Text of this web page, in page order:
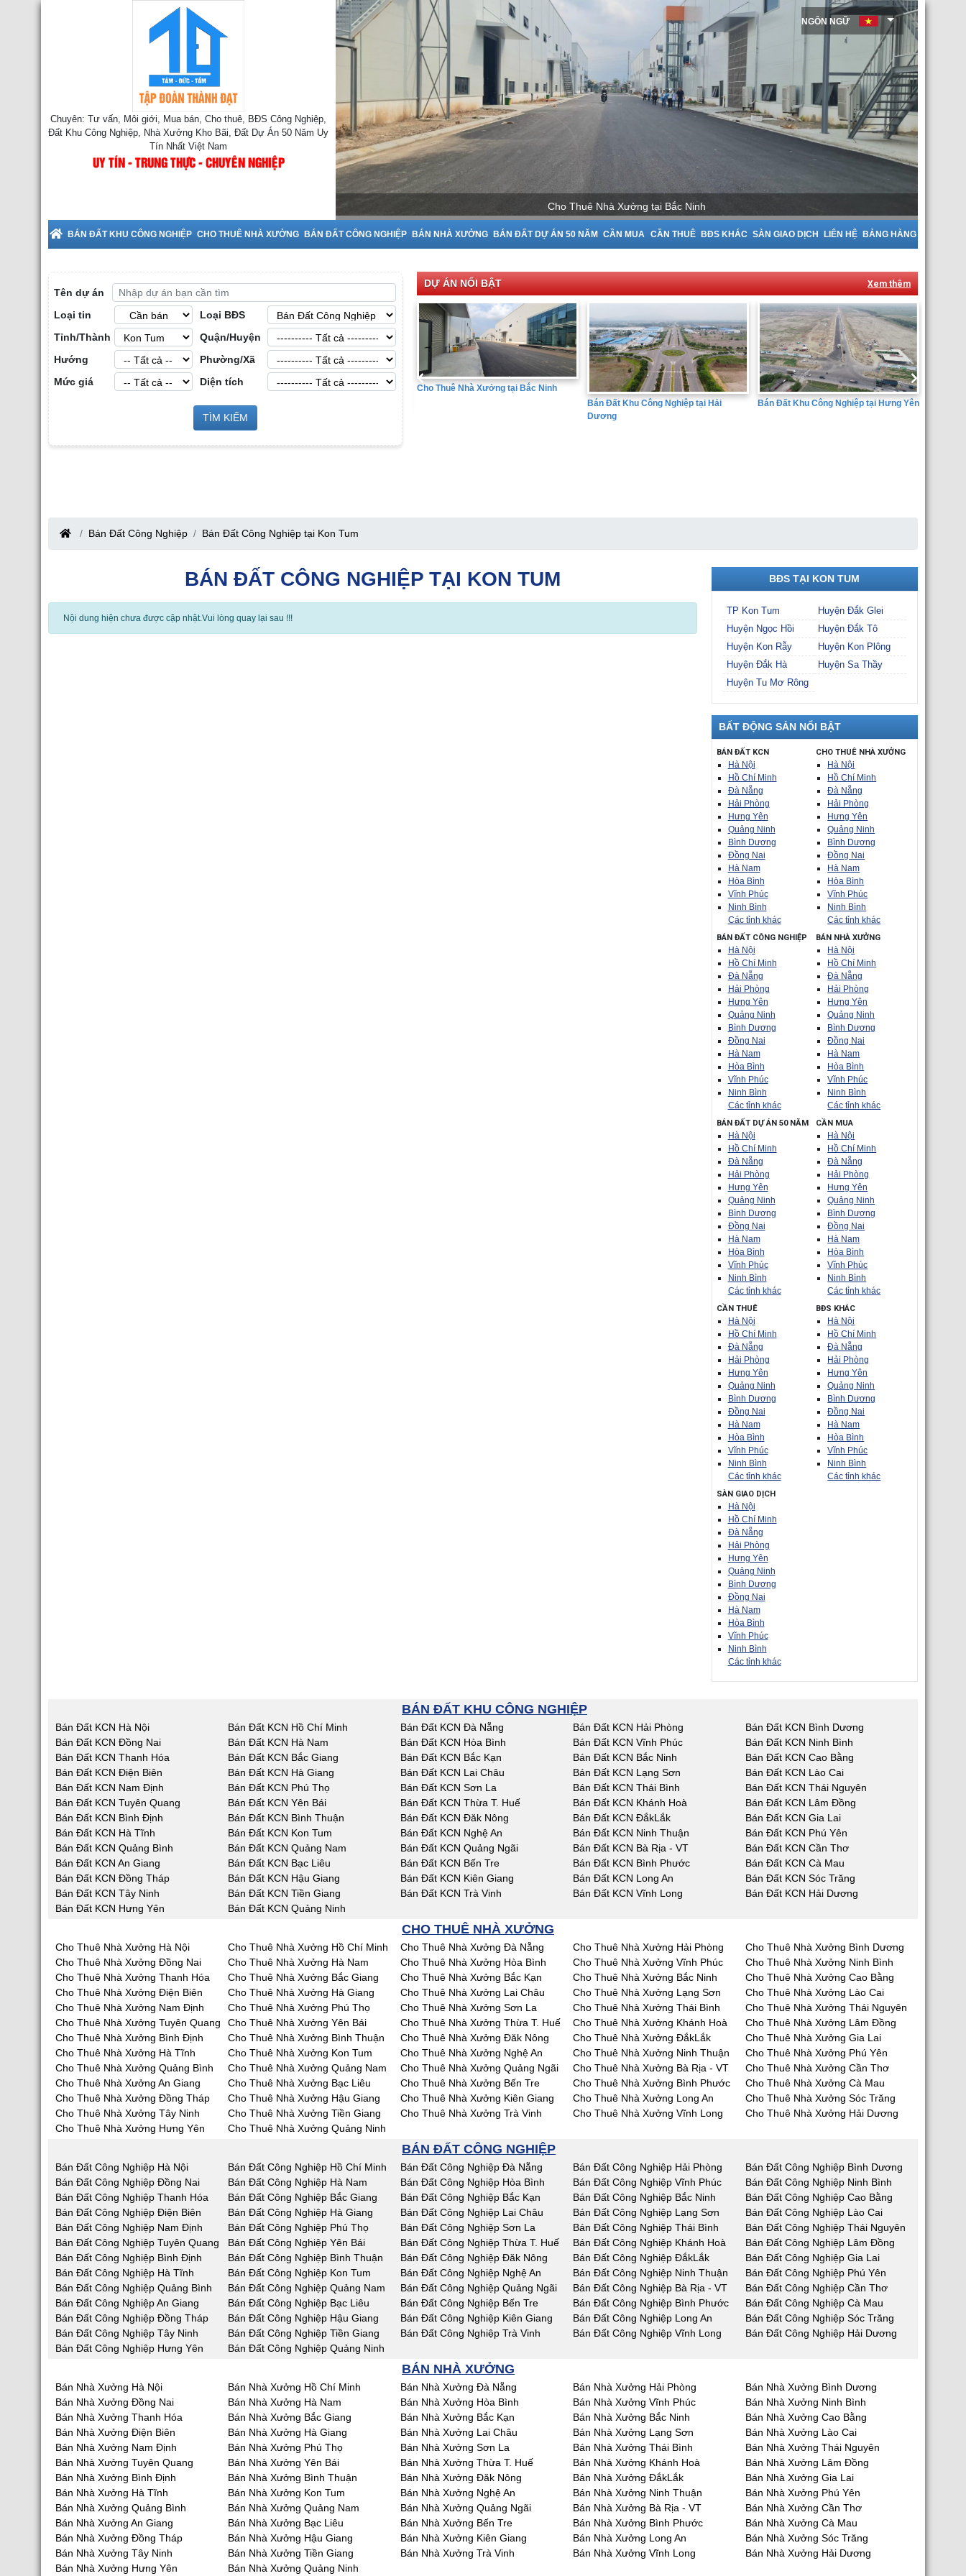
Chuyên: Tư vấn, Môi giới, Mua bán, Cho thuê, BĐS Công Nghiệp,
Đất Khu Công Nghiệp, Nhà Xưởng Kho Bãi, Đất Dự Án 50 Năm Uy
Tín Nhất Việt Nam
UY TÍN - TRUNG THỰC - CHUYÊN NGHIỆP
Cho Thuê Nhà Xưởng tại Bắc Ninh
BÁN ĐẤT KHU CÔNG NGHIỆP CHO THUÊ NHÀ XƯỞNG BÁN ĐẤT CÔNG NGHIỆP BÁN NHÀ XƯỞNG BÁN ĐẤT DỰ ÁN 50 NĂM CẦN MUA CẦN THUÊ BĐS KHÁC SÀN GIAO DỊCH LIÊN HỆ BẢNG HÀNG
NGÔN NGỮ
Tên dự án
Loại tin
Loại BĐS
Tỉnh/Thành
Quận/Huyện
Hướng
Phường/Xã
Mức giá
Diện tích
TÌM KIẾM
DỰ ÁN NỔI BẬT Xem thêm
Sàn Môi Giới Bất Động Sản Công
Cho Thuê Nhà Xưởng tại Hưng Yên
Cho Thuê Nhà Xưởng tại Bắc Ninh
Bán Đất Khu Công Nghiệp tại Hải
Dương
Bán Đất Khu Công Nghiệp tại Hưng Yên
Bán Đất Công Nghiệp Bán Đất Công Nghiệp tại Kon Tum
BÁN ĐẤT CÔNG NGHIỆP TẠI KON TUM
Nội dung hiện chưa được cập nhật.Vui lòng quay lại sau !!!
BĐS TẠI KON TUM
TP Kon Tum
Huyện Đắk Glei
Huyện Ngọc Hồi
Huyện Đắk Tô
Huyện Kon Rẫy
Huyện Kon Plông
Huyện Đắk Hà
Huyện Sa Thầy
Huyện Tu Mơ Rông
BẤT ĐỘNG SẢN NỔI BẬT
BÁN ĐẤT KCN
Hà Nội
Hồ Chí Minh
Đà Nẵng
Hải Phòng
Hưng Yên
Quảng Ninh
Bình Dương
Đồng Nai
Hà Nam
Hòa Bình
Vĩnh Phúc
Ninh Bình
Các tỉnh khác
CHO THUÊ NHÀ XƯỞNG
Hà Nội
Hồ Chí Minh
Đà Nẵng
Hải Phòng
Hưng Yên
Quảng Ninh
Bình Dương
Đồng Nai
Hà Nam
Hòa Bình
Vĩnh Phúc
Ninh Bình
Các tỉnh khác
BÁN ĐẤT CÔNG NGHIỆP
Hà Nội
Hồ Chí Minh
Đà Nẵng
Hải Phòng
Hưng Yên
Quảng Ninh
Bình Dương
Đồng Nai
Hà Nam
Hòa Bình
Vĩnh Phúc
Ninh Bình
Các tỉnh khác
BÁN NHÀ XƯỞNG
Hà Nội
Hồ Chí Minh
Đà Nẵng
Hải Phòng
Hưng Yên
Quảng Ninh
Bình Dương
Đồng Nai
Hà Nam
Hòa Bình
Vĩnh Phúc
Ninh Bình
Các tỉnh khác
BÁN ĐẤT DỰ ÁN 50 NĂM
Hà Nội
Hồ Chí Minh
Đà Nẵng
Hải Phòng
Hưng Yên
Quảng Ninh
Bình Dương
Đồng Nai
Hà Nam
Hòa Bình
Vĩnh Phúc
Ninh Bình
Các tỉnh khác
CẦN MUA
Hà Nội
Hồ Chí Minh
Đà Nẵng
Hải Phòng
Hưng Yên
Quảng Ninh
Bình Dương
Đồng Nai
Hà Nam
Hòa Bình
Vĩnh Phúc
Ninh Bình
Các tỉnh khác
CẦN THUÊ
Hà Nội
Hồ Chí Minh
Đà Nẵng
Hải Phòng
Hưng Yên
Quảng Ninh
Bình Dương
Đồng Nai
Hà Nam
Hòa Bình
Vĩnh Phúc
Ninh Bình
Các tỉnh khác
BĐS KHÁC
Hà Nội
Hồ Chí Minh
Đà Nẵng
Hải Phòng
Hưng Yên
Quảng Ninh
Bình Dương
Đồng Nai
Hà Nam
Hòa Bình
Vĩnh Phúc
Ninh Bình
Các tỉnh khác
SÀN GIAO DỊCH
Hà Nội
Hồ Chí Minh
Đà Nẵng
Hải Phòng
Hưng Yên
Quảng Ninh
Bình Dương
Đồng Nai
Hà Nam
Hòa Bình
Vĩnh Phúc
Ninh Bình
Các tỉnh khác
BÁN ĐẤT KHU CÔNG NGHIỆP
Bán Đất KCN Hà Nội Bán Đất KCN Hồ Chí Minh Bán Đất KCN Đà Nẵng Bán Đất KCN Hải Phòng
Bán Đất KCN Bình Dương
Bán Đất KCN Đồng Nai
Bán Đất KCN Hà Nam Bán Đất KCN Hòa Bình Bán Đất KCN Vĩnh Phúc
Bán Đất KCN Ninh Bình
Bán Đất KCN Thanh Hóa
Bán Đất KCN Bắc Giang Bán Đất KCN Bắc Kạn Bán Đất KCN Bắc Ninh
Bán Đất KCN Cao Bằng
Bán Đất KCN Điện Biên
Bán Đất KCN Hà Giang Bán Đất KCN Lai Châu Bán Đất KCN Lạng Sơn
Bán Đất KCN Lào Cai
Bán Đất KCN Nam Định
Bán Đất KCN Phú Thọ Bán Đất KCN Sơn La Bán Đất KCN Thái Bình
Bán Đất KCN Thái Nguyên
Bán Đất KCN Tuyên Quang
Bán Đất KCN Yên Bái Bán Đất KCN Thừa T. Huế Bán Đất KCN Khánh Hoà
Bán Đất KCN Lâm Đồng
Bán Đất KCN Bình Định
Bán Đất KCN Bình Thuận Bán Đất KCN Đăk Nông Bán Đất KCN ĐắkLắk
Bán Đất KCN Gia Lai
Bán Đất KCN Hà Tĩnh
Bán Đất KCN Kon Tum Bán Đất KCN Nghệ An Bán Đất KCN Ninh Thuận
Bán Đất KCN Phú Yên
Bán Đất KCN Quảng Bình
Bán Đất KCN Quảng Nam Bán Đất KCN Quảng Ngãi Bán Đất KCN Bà Rịa - VT
Bán Đất KCN Cần Thơ
Bán Đất KCN An Giang
Bán Đất KCN Bạc Liêu Bán Đất KCN Bến Tre Bán Đất KCN Bình Phước
Bán Đất KCN Cà Mau
Bán Đất KCN Đồng Tháp
Bán Đất KCN Hậu Giang Bán Đất KCN Kiên Giang Bán Đất KCN Long An
Bán Đất KCN Sóc Trăng
Bán Đất KCN Tây Ninh
Bán Đất KCN Tiền Giang Bán Đất KCN Trà Vinh Bán Đất KCN Vĩnh Long
Bán Đất KCN Hải Dương
Bán Đất KCN Hưng Yên
Bán Đất KCN Quảng Ninh
CHO THUÊ NHÀ XƯỞNG
Cho Thuê Nhà Xưởng Hà Nội Cho Thuê Nhà Xưởng Hồ Chí Minh Cho Thuê Nhà Xưởng Đà Nẵng Cho Thuê Nhà Xưởng Hải Phòng
Cho Thuê Nhà Xưởng Bình Dương
Cho Thuê Nhà Xưởng Đồng Nai
Cho Thuê Nhà Xưởng Hà Nam Cho Thuê Nhà Xưởng Hòa Bình Cho Thuê Nhà Xưởng Vĩnh Phúc
Cho Thuê Nhà Xưởng Ninh Bình
Cho Thuê Nhà Xưởng Thanh Hóa
Cho Thuê Nhà Xưởng Bắc Giang Cho Thuê Nhà Xưởng Bắc Kạn Cho Thuê Nhà Xưởng Bắc Ninh
Cho Thuê Nhà Xưởng Cao Bằng
Cho Thuê Nhà Xưởng Điện Biên
Cho Thuê Nhà Xưởng Hà Giang Cho Thuê Nhà Xưởng Lai Châu Cho Thuê Nhà Xưởng Lạng Sơn
Cho Thuê Nhà Xưởng Lào Cai
Cho Thuê Nhà Xưởng Nam Định
Cho Thuê Nhà Xưởng Phú Thọ Cho Thuê Nhà Xưởng Sơn La Cho Thuê Nhà Xưởng Thái Bình
Cho Thuê Nhà Xưởng Thái Nguyên
Cho Thuê Nhà Xưởng Tuyên Quang
Cho Thuê Nhà Xưởng Yên Bái Cho Thuê Nhà Xưởng Thừa T. Huế Cho Thuê Nhà Xưởng Khánh Hoà
Cho Thuê Nhà Xưởng Lâm Đồng
Cho Thuê Nhà Xưởng Bình Định
Cho Thuê Nhà Xưởng Bình Thuận Cho Thuê Nhà Xưởng Đăk Nông Cho Thuê Nhà Xưởng ĐắkLắk
Cho Thuê Nhà Xưởng Gia Lai
Cho Thuê Nhà Xưởng Hà Tĩnh
Cho Thuê Nhà Xưởng Kon Tum Cho Thuê Nhà Xưởng Nghệ An Cho Thuê Nhà Xưởng Ninh Thuận
Cho Thuê Nhà Xưởng Phú Yên
Cho Thuê Nhà Xưởng Quảng Bình
Cho Thuê Nhà Xưởng Quảng Nam Cho Thuê Nhà Xưởng Quảng Ngãi Cho Thuê Nhà Xưởng Bà Rịa - VT
Cho Thuê Nhà Xưởng Cần Thơ
Cho Thuê Nhà Xưởng An Giang
Cho Thuê Nhà Xưởng Bạc Liêu Cho Thuê Nhà Xưởng Bến Tre Cho Thuê Nhà Xưởng Bình Phước
Cho Thuê Nhà Xưởng Cà Mau
Cho Thuê Nhà Xưởng Đồng Tháp
Cho Thuê Nhà Xưởng Hậu Giang Cho Thuê Nhà Xưởng Kiên Giang Cho Thuê Nhà Xưởng Long An
Cho Thuê Nhà Xưởng Sóc Trăng
Cho Thuê Nhà Xưởng Tây Ninh
Cho Thuê Nhà Xưởng Tiền Giang Cho Thuê Nhà Xưởng Trà Vinh Cho Thuê Nhà Xưởng Vĩnh Long
Cho Thuê Nhà Xưởng Hải Dương
Cho Thuê Nhà Xưởng Hưng Yên
Cho Thuê Nhà Xưởng Quảng Ninh
BÁN ĐẤT CÔNG NGHIỆP
Bán Đất Công Nghiệp Hà Nội Bán Đất Công Nghiệp Hồ Chí Minh Bán Đất Công Nghiệp Đà Nẵng Bán Đất Công Nghiệp Hải Phòng
Bán Đất Công Nghiệp Bình Dương
Bán Đất Công Nghiệp Đồng Nai
Bán Đất Công Nghiệp Hà Nam Bán Đất Công Nghiệp Hòa Bình Bán Đất Công Nghiệp Vĩnh Phúc
Bán Đất Công Nghiệp Ninh Bình
Bán Đất Công Nghiệp Thanh Hóa
Bán Đất Công Nghiệp Bắc Giang Bán Đất Công Nghiệp Bắc Kạn Bán Đất Công Nghiệp Bắc Ninh
Bán Đất Công Nghiệp Cao Bằng
Bán Đất Công Nghiệp Điện Biên
Bán Đất Công Nghiệp Hà Giang Bán Đất Công Nghiệp Lai Châu Bán Đất Công Nghiệp Lạng Sơn
Bán Đất Công Nghiệp Lào Cai
Bán Đất Công Nghiệp Nam Định
Bán Đất Công Nghiệp Phú Thọ Bán Đất Công Nghiệp Sơn La Bán Đất Công Nghiệp Thái Bình
Bán Đất Công Nghiệp Thái Nguyên
Bán Đất Công Nghiệp Tuyên Quang
Bán Đất Công Nghiệp Yên Bái Bán Đất Công Nghiệp Thừa T. Huế Bán Đất Công Nghiệp Khánh Hoà
Bán Đất Công Nghiệp Lâm Đồng
Bán Đất Công Nghiệp Bình Định
Bán Đất Công Nghiệp Bình Thuận Bán Đất Công Nghiệp Đăk Nông Bán Đất Công Nghiệp ĐắkLắk
Bán Đất Công Nghiệp Gia Lai
Bán Đất Công Nghiệp Hà Tĩnh
Bán Đất Công Nghiệp Kon Tum Bán Đất Công Nghiệp Nghệ An Bán Đất Công Nghiệp Ninh Thuận
Bán Đất Công Nghiệp Phú Yên
Bán Đất Công Nghiệp Quảng Bình
Bán Đất Công Nghiệp Quảng Nam Bán Đất Công Nghiệp Quảng Ngãi Bán Đất Công Nghiệp Bà Rịa - VT
Bán Đất Công Nghiệp Cần Thơ
Bán Đất Công Nghiệp An Giang
Bán Đất Công Nghiệp Bạc Liêu Bán Đất Công Nghiệp Bến Tre Bán Đất Công Nghiệp Bình Phước
Bán Đất Công Nghiệp Cà Mau
Bán Đất Công Nghiệp Đồng Tháp
Bán Đất Công Nghiệp Hậu Giang Bán Đất Công Nghiệp Kiên Giang Bán Đất Công Nghiệp Long An
Bán Đất Công Nghiệp Sóc Trăng
Bán Đất Công Nghiệp Tây Ninh
Bán Đất Công Nghiệp Tiền Giang Bán Đất Công Nghiệp Trà Vinh Bán Đất Công Nghiệp Vĩnh Long
Bán Đất Công Nghiệp Hải Dương
Bán Đất Công Nghiệp Hưng Yên
Bán Đất Công Nghiệp Quảng Ninh
BÁN NHÀ XƯỞNG
Bán Nhà Xưởng Hà Nội Bán Nhà Xưởng Hồ Chí Minh Bán Nhà Xưởng Đà Nẵng Bán Nhà Xưởng Hải Phòng
Bán Nhà Xưởng Bình Dương
Bán Nhà Xưởng Đồng Nai
Bán Nhà Xưởng Hà Nam Bán Nhà Xưởng Hòa Bình Bán Nhà Xưởng Vĩnh Phúc
Bán Nhà Xưởng Ninh Bình
Bán Nhà Xưởng Thanh Hóa
Bán Nhà Xưởng Bắc Giang Bán Nhà Xưởng Bắc Kạn Bán Nhà Xưởng Bắc Ninh
Bán Nhà Xưởng Cao Bằng
Bán Nhà Xưởng Điện Biên
Bán Nhà Xưởng Hà Giang Bán Nhà Xưởng Lai Châu Bán Nhà Xưởng Lạng Sơn
Bán Nhà Xưởng Lào Cai
Bán Nhà Xưởng Nam Định
Bán Nhà Xưởng Phú Thọ Bán Nhà Xưởng Sơn La Bán Nhà Xưởng Thái Bình
Bán Nhà Xưởng Thái Nguyên
Bán Nhà Xưởng Tuyên Quang
Bán Nhà Xưởng Yên Bái Bán Nhà Xưởng Thừa T. Huế Bán Nhà Xưởng Khánh Hoà
Bán Nhà Xưởng Lâm Đồng
Bán Nhà Xưởng Bình Định
Bán Nhà Xưởng Bình Thuận Bán Nhà Xưởng Đăk Nông Bán Nhà Xưởng ĐắkLắk
Bán Nhà Xưởng Gia Lai
Bán Nhà Xưởng Hà Tĩnh
Bán Nhà Xưởng Kon Tum Bán Nhà Xưởng Nghệ An Bán Nhà Xưởng Ninh Thuận
Bán Nhà Xưởng Phú Yên
Bán Nhà Xưởng Quảng Bình
Bán Nhà Xưởng Quảng Nam Bán Nhà Xưởng Quảng Ngãi Bán Nhà Xưởng Bà Rịa - VT
Bán Nhà Xưởng Cần Thơ
Bán Nhà Xưởng An Giang
Bán Nhà Xưởng Bạc Liêu Bán Nhà Xưởng Bến Tre Bán Nhà Xưởng Bình Phước
Bán Nhà Xưởng Cà Mau
Bán Nhà Xưởng Đồng Tháp
Bán Nhà Xưởng Hậu Giang Bán Nhà Xưởng Kiên Giang Bán Nhà Xưởng Long An
Bán Nhà Xưởng Sóc Trăng
Bán Nhà Xưởng Tây Ninh
Bán Nhà Xưởng Tiền Giang Bán Nhà Xưởng Trà Vinh Bán Nhà Xưởng Vĩnh Long
Bán Nhà Xưởng Hải Dương
Bán Nhà Xưởng Hưng Yên
Bán Nhà Xưởng Quảng Ninh